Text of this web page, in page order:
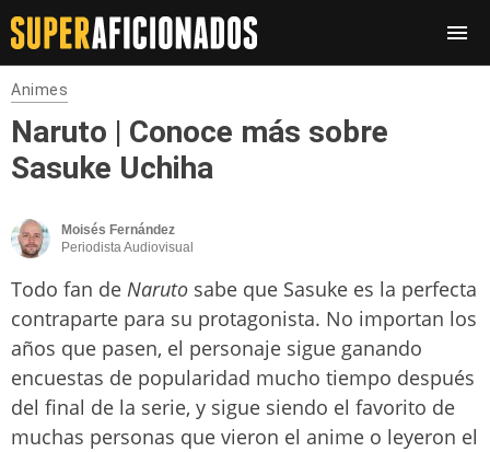
Animes
Naruto | Conoce más sobre
Sasuke Uchiha
Moisés Fernández
Periodista Audiovisual
Todo fan de Naruto sabe que Sasuke es la perfecta
contraparte para su protagonista. No importan los
años que pasen, el personaje sigue ganando
encuestas de popularidad mucho tiempo después
del final de la serie, y sigue siendo el favorito de
muchas personas que vieron el anime o leyeron el